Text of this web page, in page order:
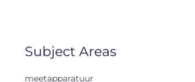
Subject Areas
meetapparatuur